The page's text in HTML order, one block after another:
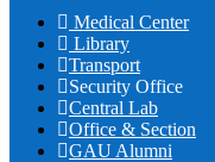
Medical Center
Library
Transport
Security Office
Central Lab
Office & Section
GAU Alumni